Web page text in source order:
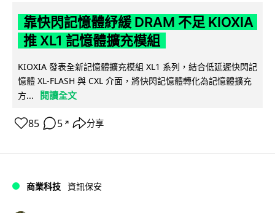
靠快閃記憶體紓緩 DRAM 不足 KIOXIA
推 XL1 記憶體擴充模組
KIOXIA 發表全新記憶體擴充模組 XL1 系列，結合低延遲快閃記
憶體 XL-FLASH 與 CXL 介面，將快閃記憶體轉化為記憶體擴充
方...
閱讀全文
85 5 ↗ 分享
商業科技 資訊保安